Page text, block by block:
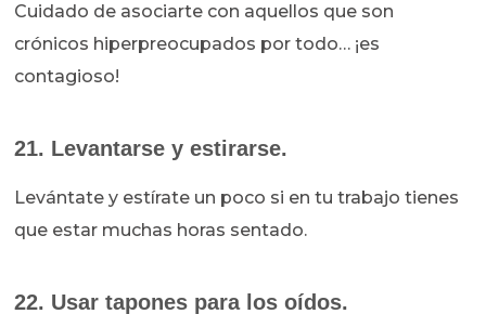
Cuidado de asociarte con aquellos que son
crónicos hiperpreocupados por todo… ¡es
contagioso!
21. Levantarse y estirarse.
Levántate y estírate un poco si en tu trabajo tienes
que estar muchas horas sentado.
22. Usar tapones para los oídos.